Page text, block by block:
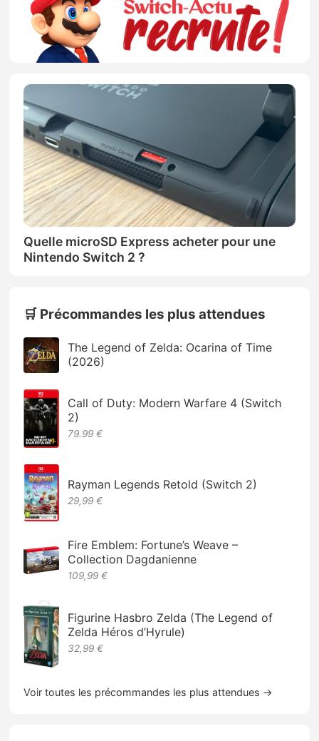
Quelle microSD Express acheter pour une
Nintendo Switch 2 ?
🛒 Précommandes les plus attendues
The Legend of Zelda: Ocarina of Time
(2026)
Call of Duty: Modern Warfare 4 (Switch
2)
79.99 €
Rayman Legends Retold (Switch 2)
29,99 €
Fire Emblem: Fortune’s Weave –
Collection Dagdanienne
109,99 €
Figurine Hasbro Zelda (The Legend of
Zelda Héros d’Hyrule)
32,99 €
Voir toutes les précommandes les plus attendues →